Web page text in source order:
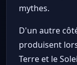
mythes.
D'un autre
produisent
Terre et le